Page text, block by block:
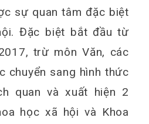
sự quan tâm đặc biệt
Đặc biệt bắt đầu từ
trừ môn Văn, các
chuyển sang hình thức
quan và xuất hiện 2
học xã hội và Khoa